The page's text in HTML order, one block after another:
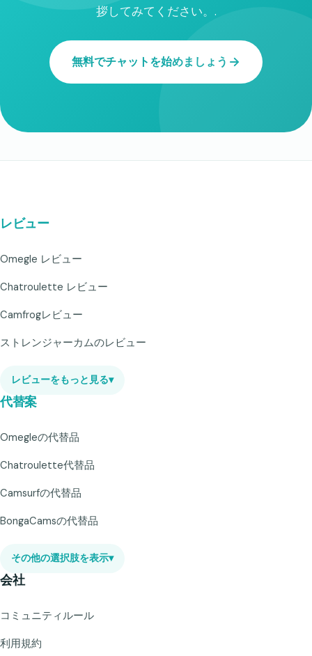
拶してみてください。.
無料でチャットを始めましょう
レビュー
Omegle レビュー
Chatroulette レビュー
Camfrogレビュー
ストレンジャーカムのレビュー
レビューをもっと見る▾
代替案
Omegleの代替品
Chatroulette代替品
Camsurfの代替品
BongaCamsの代替品
その他の選択肢を表示▾
会社
コミュニティルール
利用規約